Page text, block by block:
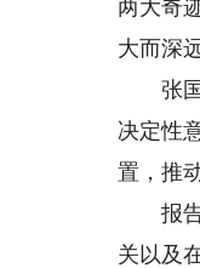
两大奇
大而深
张国
决定性
置，推
报告
关以及